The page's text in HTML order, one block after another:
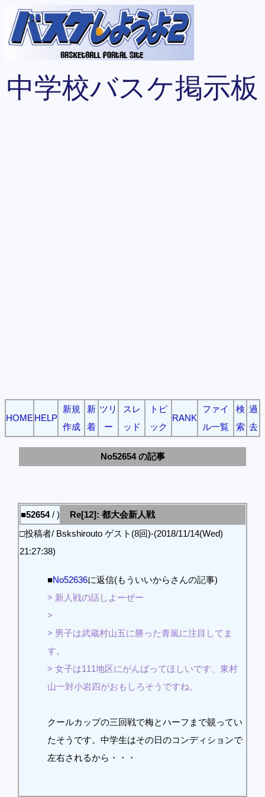
中学校バスケ掲示板
HOME HELP
新規
作成
新
着
ツリ
ー
スレ
ッド
トピ
ック
RANK
ファイ
ル一覧
検
索
過
去
No52654 の記事
■52654/ )
Re[12]: 都大会新人戦
□投稿者/ Bskshirouto ゲスト(8回)-(2018/11/14(Wed)
21:27:38)
■No52636に返信(もういいからさんの記事)
> 新人戦の話しよーぜー
>
> 男子は武蔵村山五に勝った青嵐に注目してま
す。
> 女子は111地区にがんばってほしいです、東村
山一対小岩四がおもしろそうですね。
クールカップの三回戦で梅とハーフまで竸ってい
たそうです。中学生はその日のコンディションで
左右されるから・・・